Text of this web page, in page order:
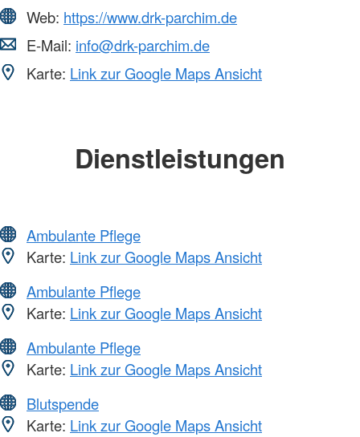
Web: https://www.drk-parchim.de
E-Mail: info@drk-parchim.de
Karte: Link zur Google Maps Ansicht
Dienstleistungen
Ambulante Pflege
Karte: Link zur Google Maps Ansicht
Ambulante Pflege
Karte: Link zur Google Maps Ansicht
Ambulante Pflege
Karte: Link zur Google Maps Ansicht
Blutspende
Karte: Link zur Google Maps Ansicht